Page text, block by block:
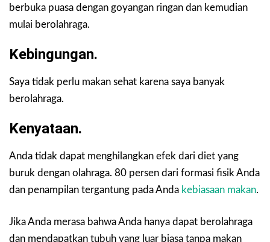
berbuka puasa dengan goyangan ringan dan kemudian
mulai berolahraga.
Kebingungan.
Saya tidak perlu makan sehat karena saya banyak
berolahraga.
Kenyataan.
Anda tidak dapat menghilangkan efek dari diet yang
buruk dengan olahraga. 80 persen dari formasi fisik Anda
dan penampilan tergantung pada Anda kebiasaan makan.
Jika Anda merasa bahwa Anda hanya dapat berolahraga
dan mendapatkan tubuh yang luar biasa tanpa makan